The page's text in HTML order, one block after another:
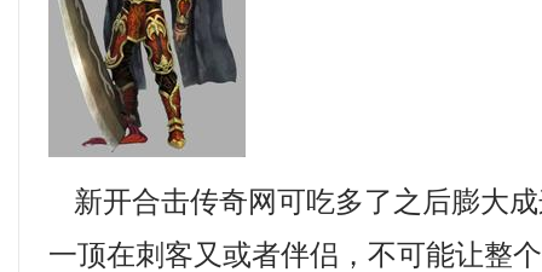
新开合击传奇网可吃多了之后膨大
一顶在刺客又或者伴侣，不可能让整